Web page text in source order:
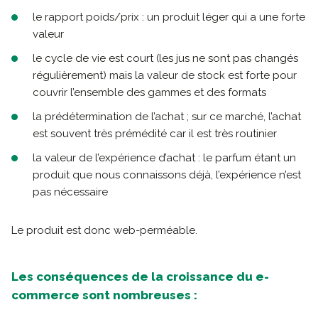
le rapport poids/prix : un produit léger qui a une forte
valeur
le cycle de vie est court (les jus ne sont pas changés
régulièrement) mais la valeur de stock est forte pour
couvrir l’ensemble des gammes et des formats
la prédétermination de l’achat ; sur ce marché, l’achat
est souvent très prémédité car il est très routinier
la valeur de l’expérience d’achat : le parfum étant un
produit que nous connaissons déjà, l’expérience n’est
pas nécessaire
Le produit est donc web-perméable.
Les conséquences de la croissance du e-
commerce sont nombreuses :